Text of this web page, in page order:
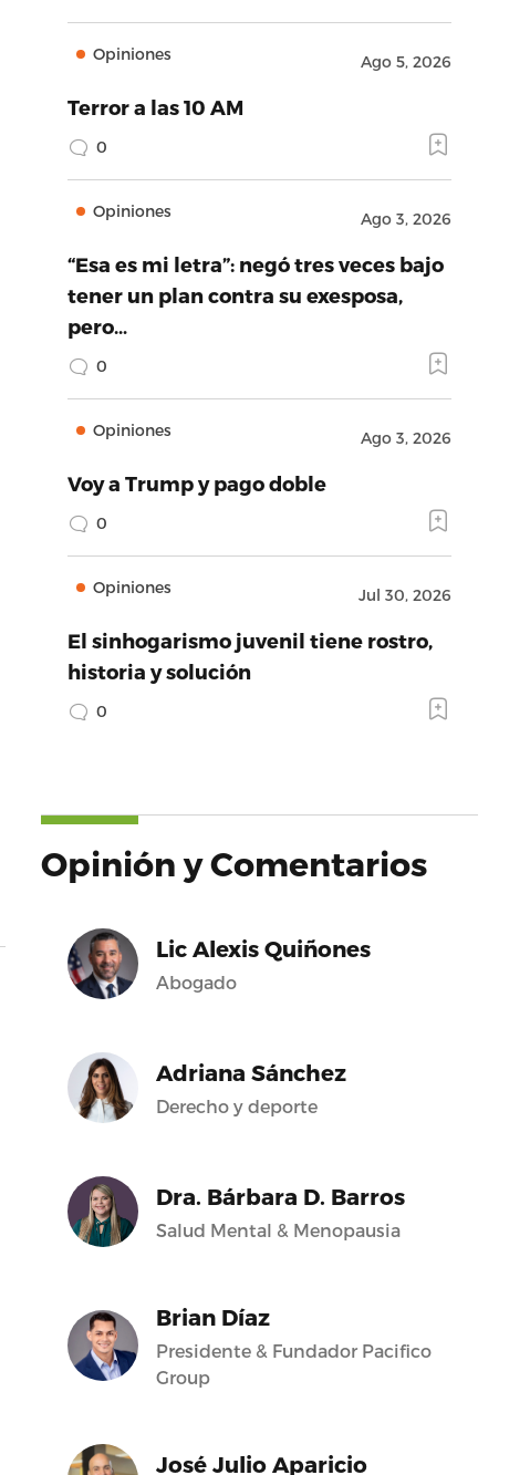
Opiniones Ago 5, 2026
Terror a las 10 AM
0
Opiniones Ago 3, 2026
“Esa es mi letra”: negó tres veces bajo
tener un plan contra su exesposa,
pero…
0
Opiniones Ago 3, 2026
Voy a Trump y pago doble
0
Opiniones Jul 30, 2026
El sinhogarismo juvenil tiene rostro,
historia y solución
0
Opinión y Comentarios
Lic Alexis Quiñones
Abogado
Adriana Sánchez
Derecho y deporte
Dra. Bárbara D. Barros
Salud Mental & Menopausia
Brian Díaz
Presidente & Fundador Pacifico
Group
José Julio Aparicio